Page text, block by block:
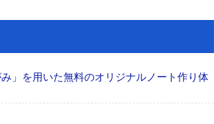
を用いた無料のオリジナルノート作り体